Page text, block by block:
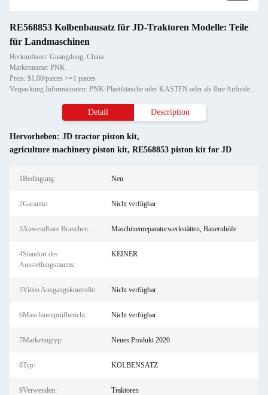
RE568853 Kolbenbausatz für JD-Traktoren Modelle: Teile
für Landmaschinen
Herkunftsort: Guangdong, China
Markenname: PNK
Preis: $1.00/pieces >=1 pieces
Verpackung Informationen: PNK-Plastiktasche oder KASTEN oder als Ihre Anforderung.
Detail Description
Hervorheben: JD tractor piston kit,
agriculture machinery piston kit, RE568853 piston kit for JD
1Bedingung: Neu
2Garantie: Nicht verfügbar
3Anwendbare Branchen: Maschinenreparaturwerkstätten, Bauernhöfe
4Standort des
Ausstellungsraums:
KEINER
5Video Ausgangskontrolle: Nicht verfügbar
6Maschinenprüfbericht: Nicht verfügbar
7Marketingtyp: Neues Produkt 2020
8Typ: KOLBENSATZ
9Verwenden: Traktoren